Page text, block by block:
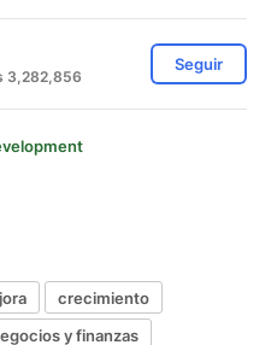
3,282,856
Seguir
crecimiento
y finanzas